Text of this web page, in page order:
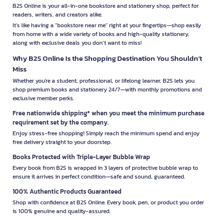
B2S Online is your all-in-one bookstore and stationery shop, perfect for
readers, writers, and creators alike.
It’s like having a "bookstore near me" right at your fingertips—shop easily
from home with a wide variety of books and high-quality stationery,
along with exclusive deals you don’t want to miss!
Why B2S Online Is the Shopping Destination You Shouldn’t
Miss
Whether you're a student, professional, or lifelong learner, B2S lets you
shop premium books and stationery 24/7—with monthly promotions and
exclusive member perks.
Free nationwide shipping* when you meet the minimum purchase
requirement set by the company.
Enjoy stress-free shopping! Simply reach the minimum spend and enjoy
free delivery straight to your doorstep.
Books Protected with Triple-Layer Bubble Wrap
Every book from B2S is wrapped in 3 layers of protective bubble wrap to
ensure it arrives in perfect condition—safe and sound, guaranteed.
100% Authentic Products Guaranteed
Shop with confidence at B2S Online. Every book, pen, or product you order
is 100% genuine and quality-assured.